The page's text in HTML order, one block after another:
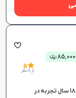
توما
ن
5
از 8 نظر
مدرک تی تی سی آیلتس از دانشگاه شهید بهشتی، ۱۸ سال تجربه در